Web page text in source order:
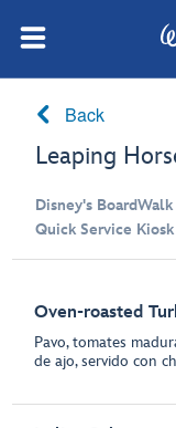
Back
Leaping
Disney's
Quick Service Kiosk
Oven-roasted
Pavo, tomates
de ajo, servido con